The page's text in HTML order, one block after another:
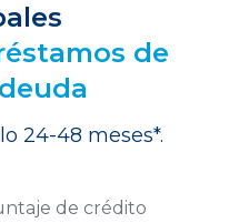
de
24-48 meses*.
de crédito